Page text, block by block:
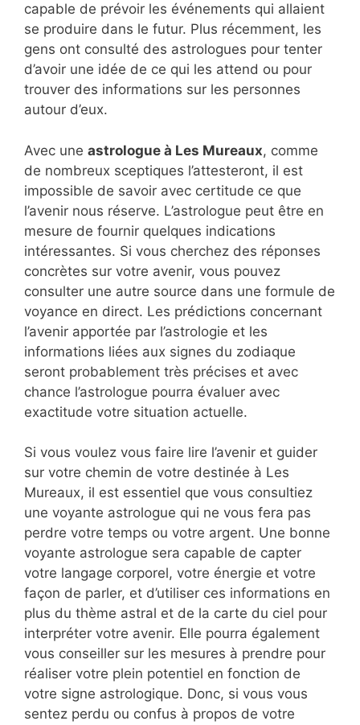
capable de prévoir les événements qui allaient
se produire dans le futur. Plus récemment, les
gens ont consulté des astrologues pour tenter
d’avoir une idée de ce qui les attend ou pour
trouver des informations sur les personnes
autour d’eux.
Avec une astrologue à Les Mureaux, comme
de nombreux sceptiques l’attesteront, il est
impossible de savoir avec certitude ce que
l’avenir nous réserve. L’astrologue peut être en
mesure de fournir quelques indications
intéressantes. Si vous cherchez des réponses
concrètes sur votre avenir, vous pouvez
consulter une autre source dans une formule de
voyance en direct. Les prédictions concernant
l’avenir apportée par l’astrologie et les
informations liées aux signes du zodiaque
seront probablement très précises et avec
chance l’astrologue pourra évaluer avec
exactitude votre situation actuelle.
Si vous voulez vous faire lire l’avenir et guider
sur votre chemin de votre destinée à Les
Mureaux, il est essentiel que vous consultiez
une voyante astrologue qui ne vous fera pas
perdre votre temps ou votre argent. Une bonne
voyante astrologue sera capable de capter
votre langage corporel, votre énergie et votre
façon de parler, et d’utiliser ces informations en
plus du thème astral et de la carte du ciel pour
interpréter votre avenir. Elle pourra également
vous conseiller sur les mesures à prendre pour
réaliser votre plein potentiel en fonction de
votre signe astrologique. Donc, si vous vous
sentez perdu ou confus à propos de votre